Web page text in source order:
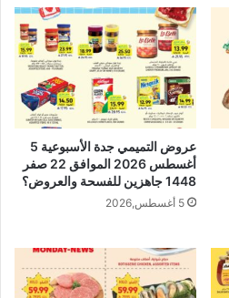
عروض التميمي جدة الأسبوعية 5
أغسطس 2026 الموافق 22 صفر
1448 جاهزين للفسحة والعروض؟
5 أغسطس,2026